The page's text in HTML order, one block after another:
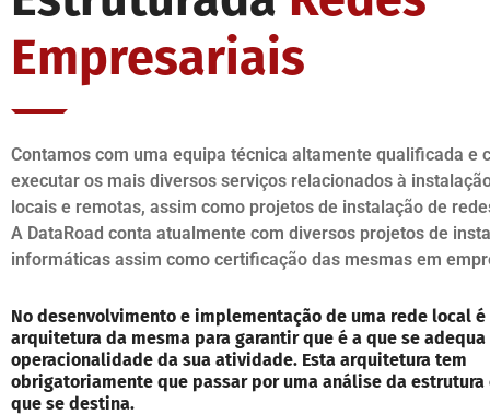
Empresariais
Contamos com uma equipa técnica altamente qualificada e
executar os mais diversos serviços relacionados à
locais e remotas, assim como projetos de instalação de
A DataRoad conta atualmente com diversos projetos de
informáticas assim como certificação das mesmas em
No desenvolvimento e implementação de uma rede local
arquitetura da mesma para garantir que é a que se adequa
operacionalidade da sua atividade. Esta arquitetura tem
obrigatoriamente que passar por uma análise da
que se destina.